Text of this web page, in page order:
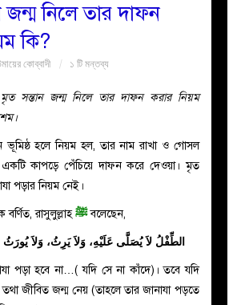
জন্ম নিলে তার দাফন
কি?
কোব্বাদী ১ টি মন্তব্য
মৃত সন্তান জন্ম নিলে তার দাফন করার নিয়ম
ভূমিষ্ঠ হলে নিয়ম হল, তার নাম রাখা ও গোসল
কাপড়ে পেঁচিয়ে দাফন করে দেওয়া। মৃত
পড়ার নিয়ম নেই।
বর্ণিত, রাসুলুল্লাহﷺবলেছেন,
الطِّفْلُ لاَ يُصَلَّى عَلَيْهِ، وَلاَ يَرِثُ، وَلاَ
পড়া হবে না…( যদি সে না কাঁদে)। তবে যদি
জীবিত জন্ম নেয় (তাহলে তার জানাযা পড়তে